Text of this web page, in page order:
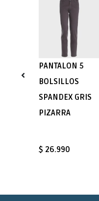
PANTALON 5
BOLSILLOS
SPANDEX GRIS
PIZARRA
$ 26.990